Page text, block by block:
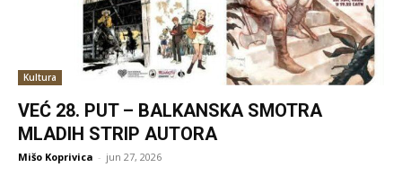
Kultura
VEĆ 28. PUT – BALKANSKA SMOTRA
MLADIH STRIP AUTORA
Mišo Koprivica - jun 27, 2026